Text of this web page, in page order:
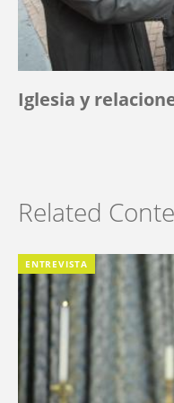
Iglesia y
Related
ENTREVISTA